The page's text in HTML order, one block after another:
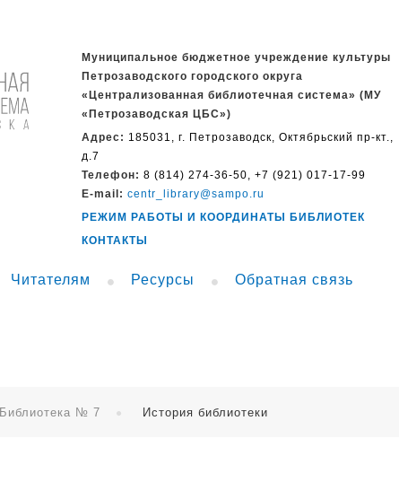
Муниципальное бюджетное учреждение культуры
Петрозаводского городского округа
«Централизованная библиотечная система» (МУ
«Петрозаводская ЦБС»)
Адрес: 185031, г. Петрозаводск, Октябрьский пр-кт.,
д.7
Телефон: 8 (814) 274-36-50, +7 (921) 017-17-99
E-mail: centr_library@sampo.ru
РЕЖИМ РАБОТЫ И КООРДИНАТЫ БИБЛИОТЕК
КОНТАКТЫ
Читателям Ресурсы Обратная связь
Библиотека № 7 История библиотеки